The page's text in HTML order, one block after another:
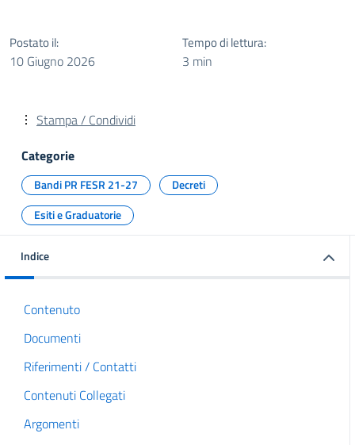
Postato il:
10 Giugno 2026
Tempo di lettura:
3 min
Stampa / Condividi
Categorie
Bandi PR FESR 21-27
Decreti
Esiti e Graduatorie
Indice
Contenuto
Documenti
Riferimenti / Contatti
Contenuti Collegati
Argomenti